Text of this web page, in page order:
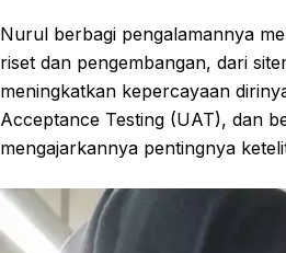
Nurul berbagi pengalamannya
riset dan pengembangan, dari
meningkatkan kepercayaan
Acceptance Testing (UAT), dan
mengajarkannya pentingnya